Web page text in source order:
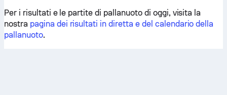
Per i risultati e le partite di pallanuoto di oggi, visita la
nostra pagina dei risultati in diretta e del calendario della
pallanuoto.